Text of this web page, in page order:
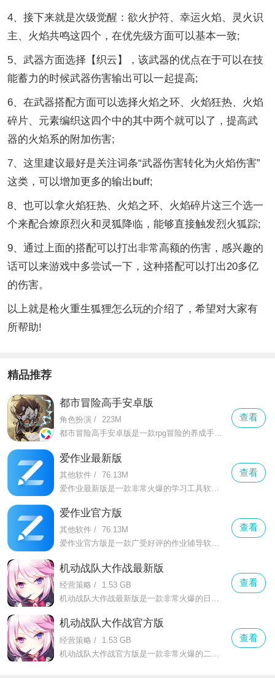
4、接下来就是次级觉醒：欲火护符、幸运火焰、灵火识
主、火焰共鸣这四个，在优先级方面可以基本一致;
5、武器方面选择【织云】，该武器的优点在于可以在技
能蓄力的时候武器伤害输出可以一起提高;
6、在武器搭配方面可以选择火焰之环、火焰狂热、火焰
碎片、元素编织这四个中的其中两个就可以了，提高武
器的火焰系的附加伤害;
7、这里建议最好是关注词条“武器伤害转化为火焰伤害”
这类，可以增加更多的输出buff;
8、也可以拿火焰狂热、火焰之环、火焰碎片这三个选一
个来配合燎原烈火和灵狐降临，能够直接触发烈火狐踪;
9、通过上面的搭配可以打出非常高额的伤害，感兴趣的
话可以来游戏中多尝试一下，这种搭配可以打出20多亿
的伤害。
以上就是枪火重生狐狸怎么玩的介绍了，希望对大家有
所帮助!
精品推荐
都市冒险高手安卓版
角色扮演 / 223M
都市冒险高手安卓版是一款rpg冒险的养成手游，根据末日废土风格设计的背景世界，充满了各自未知的危险，许多人类都被变成了拥有特殊能力的异能者，你可与他们一起肩负起建造家园的重要使命。
查看
爱作业最新版
其他软件 / 76.13M
爱作业最新版是一款非常火爆的学习工具软件，这款软件界面简洁，拥有非常丰富的题库资源等你来获取，打造了强大的搜题功能，用户可以使用软件拍照来快速获取答案，带给用户更好的搜题体验。
查看
爱作业官方版
其他软件 / 76.13M
爱作业官方版是一款广受好评的作业辅导软件，这款软件提供了强大的作业检查功能，拥有最新的图文转换功能，用户使用软件拍照就可以轻松搜题，拍照秒判断对错，更好的解决家长的作业检查问题。
查看
机动战队大作战最新版
经营策略 /
1.53 GB
查看
机动战队大作战官方版
经营策略 /
1.53 GB
查看